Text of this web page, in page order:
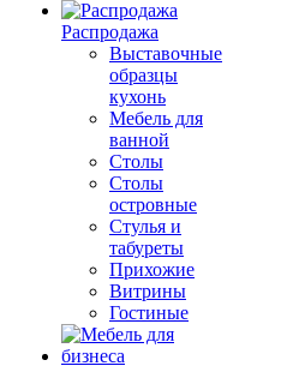
Распродажа
Выставочные
образцы
кухонь
Мебель для
ванной
Столы
Столы
островные
Стулья и
табуреты
Прихожие
Витрины
Гостиные